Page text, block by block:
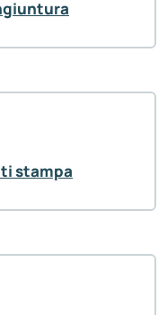
stampa